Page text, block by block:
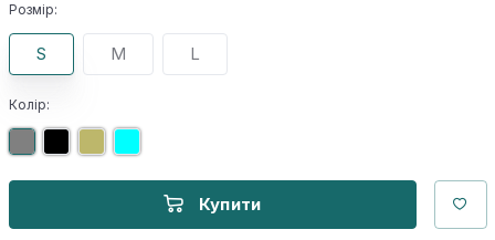
Розмір:
S M L
Колір:
Купити